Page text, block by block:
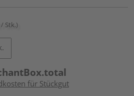
Stk.)
für Stückgut